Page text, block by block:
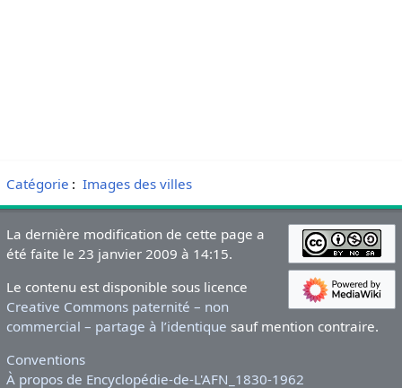
Catégorie : Images des villes
La dernière modification de cette page a
été faite le 23 janvier 2009 à 14:15.
Le contenu est disponible sous licence
Creative Commons paternité – non
commercial – partage à l’identique sauf mention contraire.
Conventions
À propos de Encyclopédie-de-L'AFN_1830-1962